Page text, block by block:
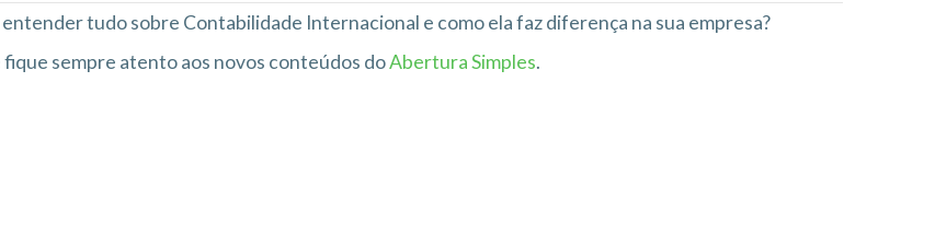
tudo sobre Contabilidade Internacional e como ela faz diferença na sua empresa?
fique sempre atento aos novos conteúdos doAbertura Simples.